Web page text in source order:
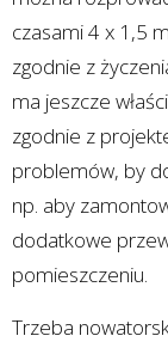
czasami 4 x 1,5
zgodnie z
ma jeszcze
zgodnie z
problemów, by
np. aby
dodatkowe
pomieszczeniu.
Trzeba